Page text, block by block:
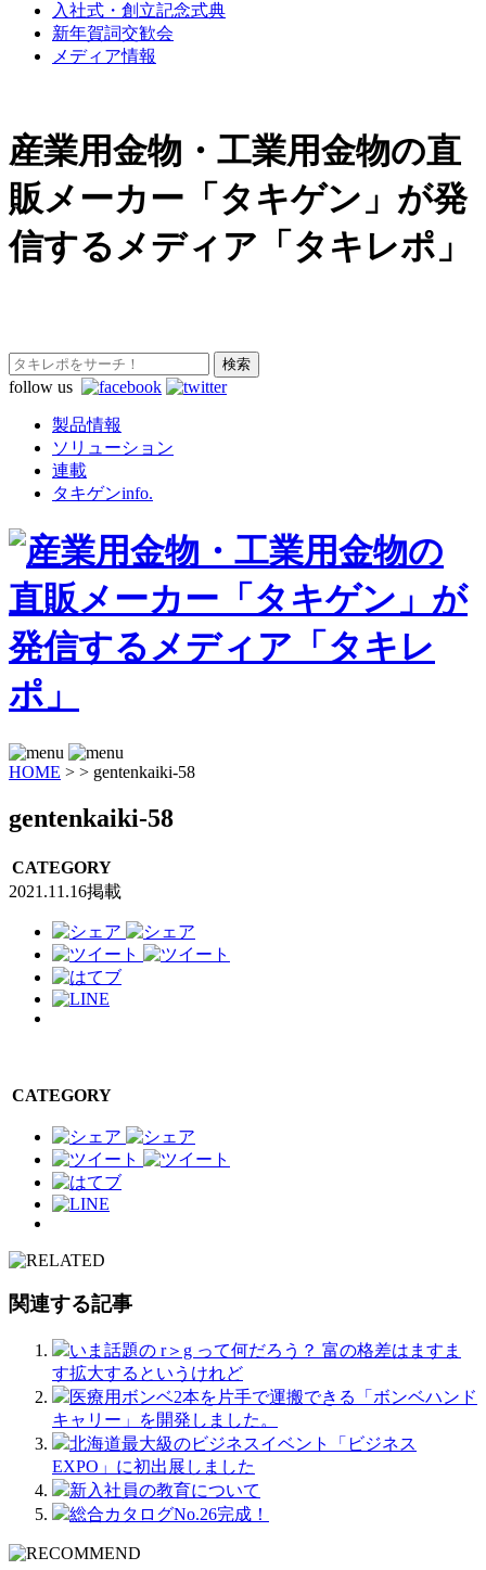
入社式・創立記念式典
新年賀詞交歓会
メディア情報
産業用金物・工業用金物の直
販メーカー「タキゲン」が発
信するメディア「タキレポ」
follow us
製品情報
ソリューション
連載
タキゲンinfo.
HOME > > gentenkaiki-58
gentenkaiki-58
CATEGORY
2021.11.16掲載
CATEGORY
関連する記事
いま話題の r＞g って何だろう？ 富の格差はますま
す拡大するというけれど
医療用ボンベ2本を片手で運搬できる「ボンベハンド
キャリー」を開発しました。
北海道最大級のビジネスイベント「ビジネス
EXPO」に初出展しました
新入社員の教育について
総合カタログNo.26完成！